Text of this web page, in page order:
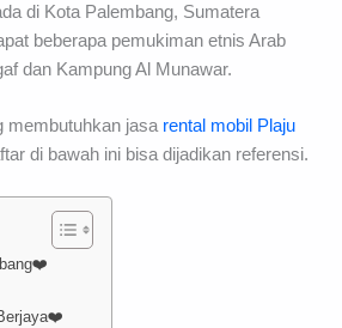
di Kota Palembang, Sumatera
beberapa pemukiman etnis Arab
dan Kampung Al Munawar.
membutuhkan jasa rental mobil Plaju
di bawah ini bisa dijadikan referensi.